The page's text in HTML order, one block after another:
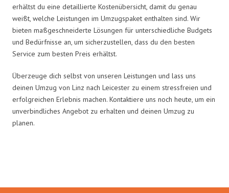
erhältst du eine detaillierte Kostenübersicht, damit du genau
weißt, welche Leistungen im Umzugspaket enthalten sind. Wir
bieten maßgeschneiderte Lösungen für unterschiedliche Budgets
und Bedürfnisse an, um sicherzustellen, dass du den besten
Service zum besten Preis erhältst.
Überzeuge dich selbst von unseren Leistungen und lass uns
deinen Umzug von Linz nach Leicester zu einem stressfreien und
erfolgreichen Erlebnis machen. Kontaktiere uns noch heute, um ein
unverbindliches Angebot zu erhalten und deinen Umzug zu
planen.